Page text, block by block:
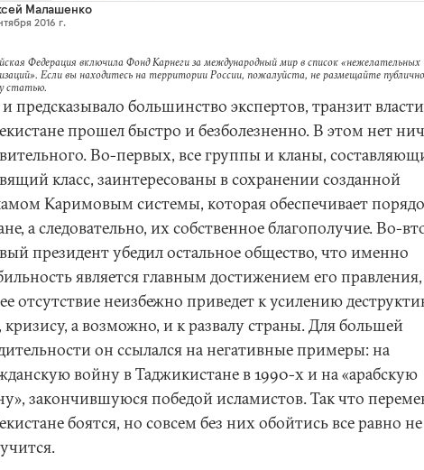
Малашенко
2016 г.
Федерация включила Фонд Карнеги за международный мир в список «нежелательных
Если вы находитесь на территории России, пожалуйста, не размещайте
статью.
предсказывало большинство экспертов, транзит
прошел быстро и безболезненно. В этом нет
Во-первых, все группы и кланы,
класс, заинтересованы в сохранении созданной
Каримовым системы, которая обеспечивает
а следовательно, их собственное благополучие. Во-
президент убедил остальное общество, что именно
является главным достижением его правления,
отсутствие неизбежно приведет к усилению
кризису, а возможно, и к развалу страны. Для большей
он ссылался на негативные примеры: на
войну в Таджикистане в 1990-х и на «арабскую
закончившуюся победой исламистов. Так что
боятся, но совсем без них обойтись все равно не